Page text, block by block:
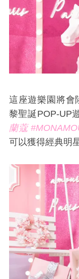
這座遊樂園將會
黎聖誕POP-UP
蘭蔻
可以獲得經典明